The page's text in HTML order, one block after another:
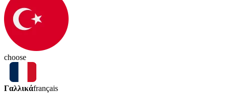
choose
Γαλλικάfrançais